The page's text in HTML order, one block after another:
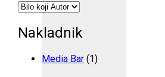
Nakladnik
Media Bar (1)